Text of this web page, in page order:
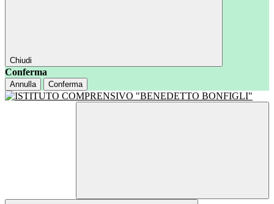
Chiudi
Conferma
Annulla Conferma